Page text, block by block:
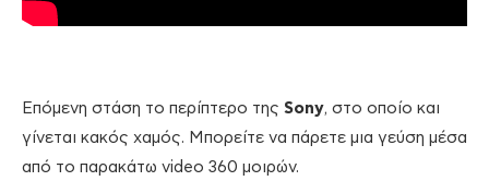
Επόμενη στάση το περίπτερο της Sony, στο οποίο και
γίνεται κακός χαμός. Μπορείτε να πάρετε μια γεύση μέσα
από το παρακάτω video 360 μοιρών.